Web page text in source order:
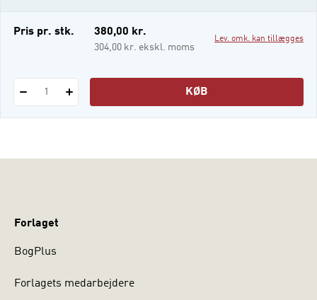
i-bog
Pris pr. stk. 380,00 kr.
304,00 kr. ekskl. moms
Lev. omk. kan tillægges
1 KØB
Forlaget
BogPlus
Forlagets medarbejdere